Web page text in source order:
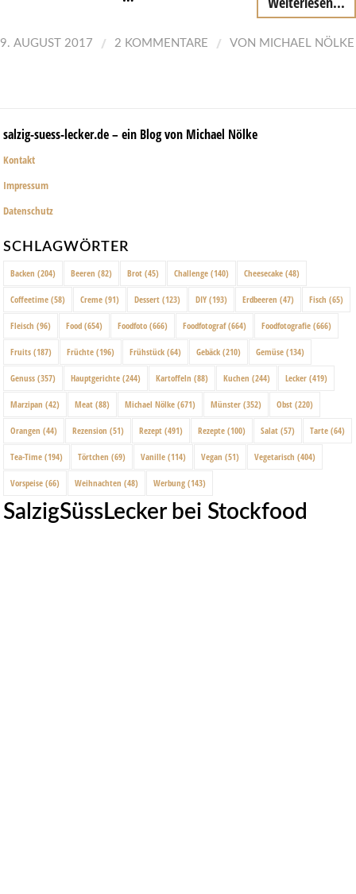
9. AUGUST 2017 / 2 KOMMENTARE / VON MICHAEL NÖLKE
salzig-suess-lecker.de – ein Blog von Michael Nölke
Kontakt
Impressum
Datenschutz
SCHLAGWÖRTER
Backen (204) Beeren (82) Brot (45) Challenge (140) Cheesecake (48)
Coffeetime (58) Creme (91) Dessert (123) DIY (193) Erdbeeren (47) Fisch (65)
Fleisch (96) Food (654) Foodfoto (666) Foodfotograf(664) Foodfotografie (666)
Fruits (187) Früchte (196) Frühstück (64) Gebäck (210) Gemüse (134)
Genuss (357) Hauptgerichte (244) Kartoffeln (88) Kuchen (244) Lecker (419)
Marzipan (42) Meat (88) Michael Nölke (671) Münster (352) Obst (220)
Orangen (44) Rezension (51) Rezept (491) Rezepte (100) Salat (57) Tarte (64)
Tea-Time (194) Törtchen (69) Vanille (114) Vegan (51) Vegetarisch (404)
Vorspeise (66) Weihnachten (48) Werbung (143)
SalzigSüssLecker bei Stockfood